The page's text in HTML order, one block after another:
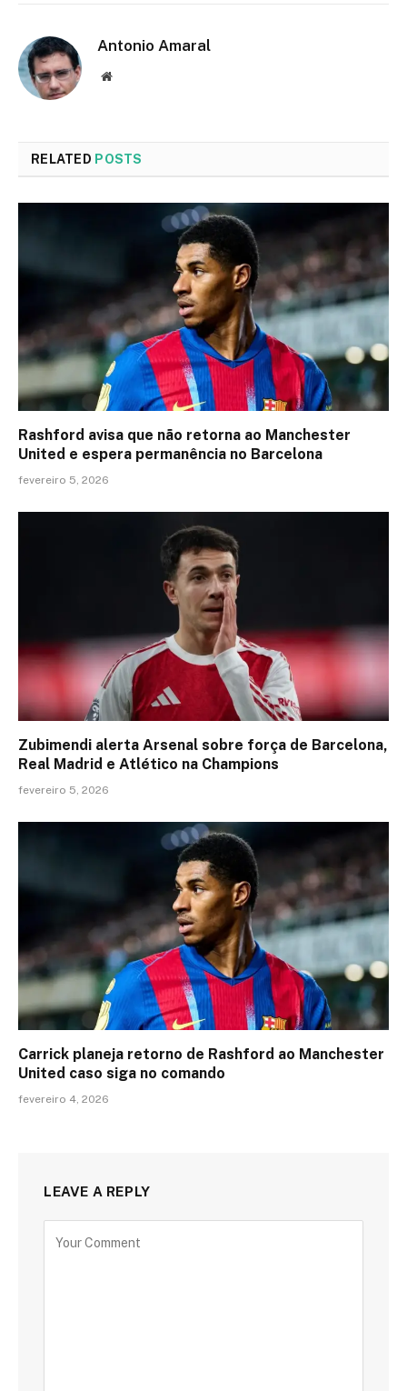
Antonio Amaral
Website
RELATED POSTS
Rashford avisa que não retorna ao Manchester
United e espera permanência no Barcelona
fevereiro 5, 2026
Zubimendi alerta Arsenal sobre força de Barcelona,
Real Madrid e Atlético na Champions
fevereiro 5, 2026
Carrick planeja retorno de Rashford ao Manchester
United caso siga no comando
fevereiro 4, 2026
LEAVE A REPLY